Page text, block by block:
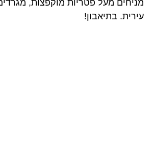
מניחים מעל פטריות מוקפצות,
עירית. בתיאבון!